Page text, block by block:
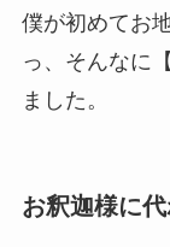
僕が初めてお
っ、そんなに
ました。
お釈迦様に